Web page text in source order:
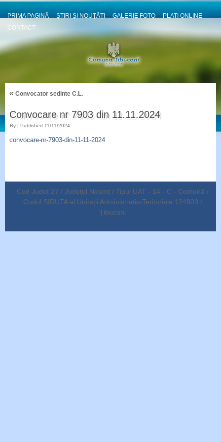
PRIMA PAGINĂ ȘTIRI ȘI NOUȚĂȚI GALERIE FOTO
PLATI ONLINE
CONTACT
«Convocator sedinte C.L.
Convocare nr 7903 din 11.11.2024
By | Published 11/11/2024
convocare-nr-7903-din-11-11-2024
Cod Județ 27 / Județul Neamț / Tipul UAT - 14 - C - Comună /
Codul SIRUTA al Unitații Administrativ-Teritoriale 124803 /
Țibucani